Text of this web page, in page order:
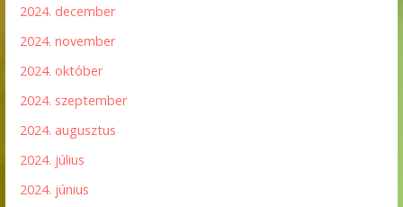
2024. december
2024. november
2024. október
2024. szeptember
2024. augusztus
2024. július
2024. június